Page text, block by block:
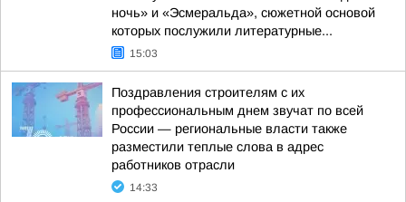
ночь» и «Эсмеральда», сюжетной основой
которых послужили литературные...
15:03
Поздравления строителям с их
профессиональным днем звучат по всей
России — региональные власти также
разместили теплые слова в адрес
работников отрасли
14:33